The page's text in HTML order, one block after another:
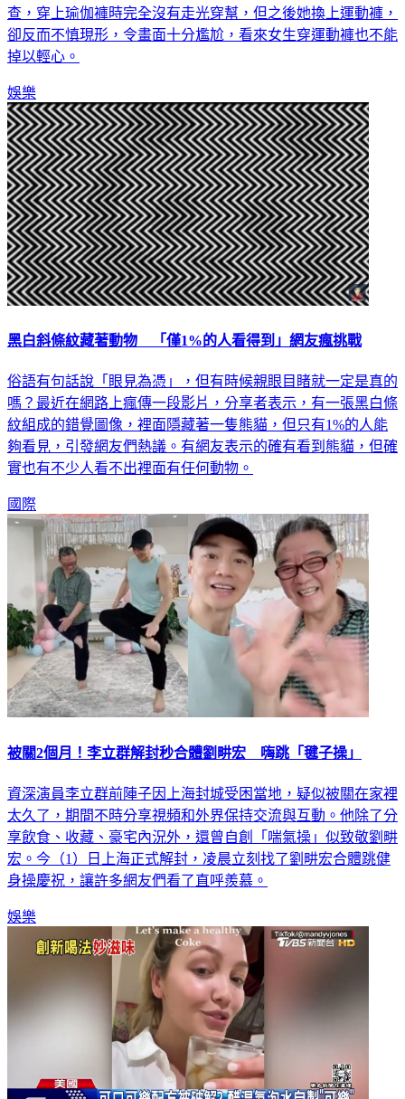
查，穿上瑜伽褲時完全沒有走光穿幫，但之後她換上運動褲，
卻反而不慎現形，令畫面十分尷尬，看來女生穿運動褲也不能
掉以輕心。
娛樂
黑白斜條紋藏著動物 「僅1%的人看得到」網友瘋挑戰
俗語有句話說「眼見為憑」，但有時候親眼目睹就一定是真的
嗎？最近在網路上瘋傳一段影片，分享者表示，有一張黑白條
紋組成的錯覺圖像，裡面隱藏著一隻熊貓，但只有1%的人能
夠看見，引發網友們熱議。有網友表示的確有看到熊貓，但確
實也有不少人看不出裡面有任何動物。
國際
被關2個月！李立群解封秒合體劉畊宏 嗨跳「毽子操」
資深演員李立群前陣子因上海封城受困當地，疑似被關在家裡
太久了，期間不時分享視頻和外界保持交流與互動。他除了分
享飲食、收藏、豪宅內況外，還曾自創「喘氣操」似致敬劉畊
宏。今（1）日上海正式解封，凌晨立刻找了劉畊宏合體跳健
身操慶祝，讓許多網友們看了直呼羨慕。
娛樂